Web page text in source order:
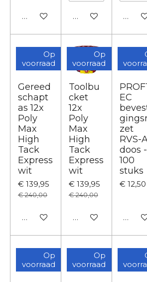
In winkelwagenIn winkelwagen
In
Op
voorraad
Gereed
schapt
as 12x
Poly
Max
High
Tack
Express
wit
€ 139,95
€ 240,00
In winkelwagen
Op
voorraad
Toolbu
cket
12x
Poly
Max
High
Tack
Express
wit
€ 139,95
€ 240,00
In winkelwagen
EC
zet
RVS-
doos -
100
stuks
€ 12,50
In
Op
voorraad
Op
voorraad